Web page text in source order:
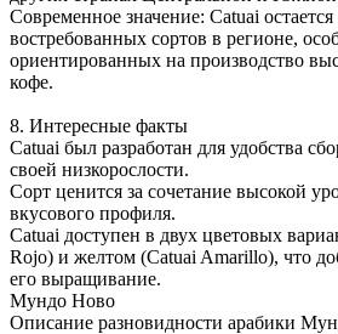
Современное значение: Catuai
востребованных сортов в регионе,
ориентированных на производство
кофе.
8. Интересные факты
Catuai был разработан для удобства
своей низкорослости.
Сорт ценится за сочетание высокой
вкусового профиля.
Catuai доступен в двух цветовых
Rojo) и желтом (Catuai Amarillo), что
его выращивание.
Мундо Ново
Описание разновидности арабики